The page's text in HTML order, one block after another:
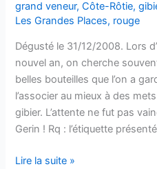
grand veneur,Côte-Rôtie,
Les Grandes Places, rouge
Dégusté le 31/12/2008. Lors
nouvel an, on cherche
belles bouteilles que l’on a
l’associer au mieux à des
gibier. L’attente ne fut pas
Gerin ! Rq : l’étiquette
Côte-
Lire la suite »